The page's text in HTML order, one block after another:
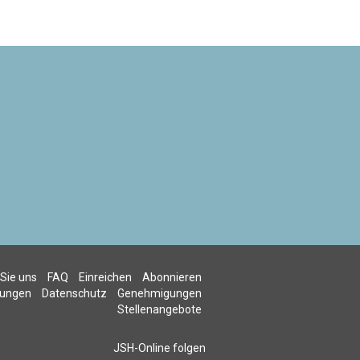
uns FAQ Einreichen
Abonnieren
Datenschutz
Genehmigungen
Stellenangebote
JSH-Online folgen